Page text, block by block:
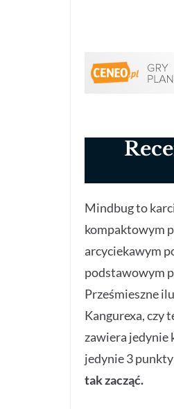
Mindbug to
kompaktowym
arcyciekawym
podstawowym
Prześmieszne
Kangurexa, czy
zawiera jedynie
jedynie 3
tak zacząć.